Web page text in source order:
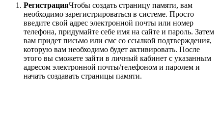
РегистрацияЧтобы создать страницу памяти, вам
необходимо зарегистрироваться в системе. Просто
введите свой адрес электронной почты или номер
телефона, придумайте себе имя на сайте и пароль. Затем
вам придет письмо или смс со ссылкой подтверждения,
которую вам необходимо будет активировать. После
этого вы сможете зайти в личный кабинет с указанным
адресом электронной почты/телефоном и паролем и
начать создавать страницы памяти.